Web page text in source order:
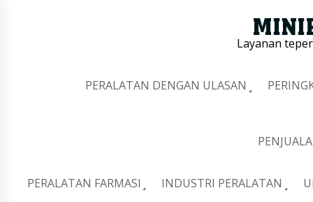
Layanan
PERALATAN DENGAN ULASAN
PERALATAN FARMASI INDUSTRI PERALATAN